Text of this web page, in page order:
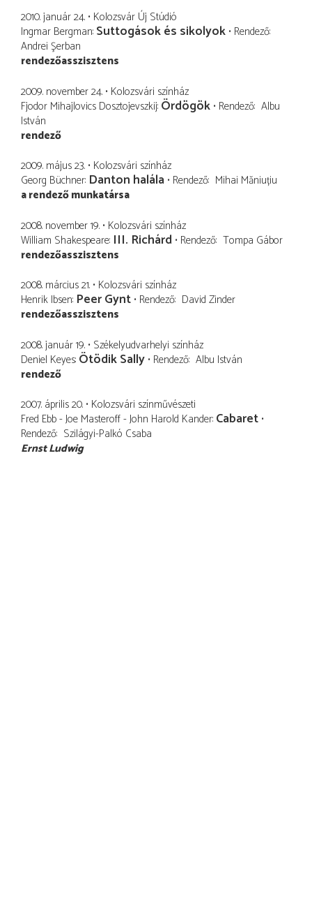
2010. január 24. Kolozsvár Új Stúdió
Ingmar Bergman Suttogások és sikolyok Rendező
Andrei Şerban
rendezőasszisztens
2009. november 24. Kolozsvári színház
Fjodor Mihajlovics Dosztojevszkij Ördögök Rendező Albu
István
rendező
2009. május 23. Kolozsvári színház
Georg Büchner Danton halála Rendező Mihai Măniuțiu
a rendező munkatársa
2008. november 19. Kolozsvári színház
William Shakespeare III. Richárd Rendező Tompa Gábor
rendezőasszisztens
2008. március 21. Kolozsvári színház
Henrik Ibsen Peer Gynt Rendező David Zinder
rendezőasszisztens
2008. január 19. Székelyudvarhelyi színház
Deniel Keyes Ötödik Sally Rendező Albu István
rendező
2007. április 20. Kolozsvári színművészeti
Fred Ebb - Joe Masteroff - John Harold Kander Cabaret
Rendező Szilágyi-Palkó Csaba
Ernst Ludwig